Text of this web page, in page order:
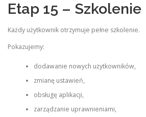
Etap 15 –
Każdy użytkownik otrzymuje pełne szkolenie.
Pokazujemy:
dodawanie nowych użytkowników,
zmianę ustawień,
obsługę aplikacji,
zarządzanie uprawnieniami,